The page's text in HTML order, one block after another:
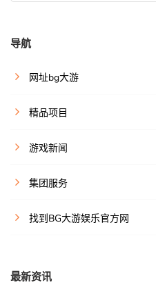
导航
网址bg大游
精品项目
游戏新闻
集团服务
找到BG大游娱乐官方网
最新资讯